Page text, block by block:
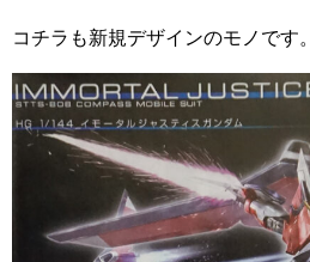
コチラも新規デザインのモノです。